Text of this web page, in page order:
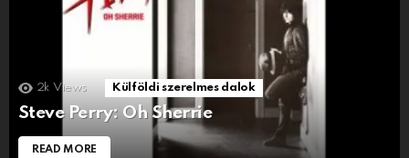
2k Views Külföldi szerelmes dalok
Steve Perry: Oh Sherrie
READ MORE